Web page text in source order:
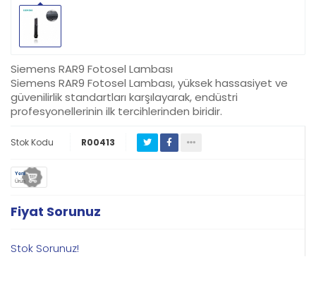
Siemens RAR9 Fotosel Lambası
Siemens RAR9 Fotosel Lambası, yüksek hassasiyet ve
güvenilirlik standartları karşılayarak, endüstri
profesyonellerinin ilk tercihlerinden biridir.
Stok Kodu R00413
Yeni
Ürün
Fiyat Sorunuz
Stok Sorunuz!